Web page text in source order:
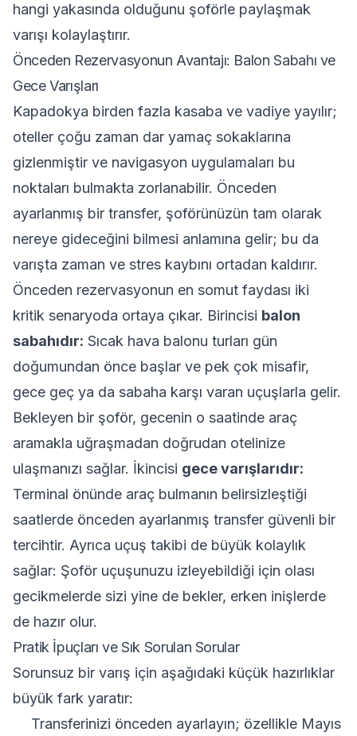
hangi yakasında olduğunu şoförle paylaşmak
varışı kolaylaştırır.
Önceden Rezervasyonun Avantajı: Balon Sabahı ve
Gece Varışları
Kapadokya birden fazla kasaba ve vadiye yayılır;
oteller çoğu zaman dar yamaç sokaklarına
gizlenmiştir ve navigasyon uygulamaları bu
noktaları bulmakta zorlanabilir. Önceden
ayarlanmış bir transfer, şoförünüzün tam olarak
nereye gideceğini bilmesi anlamına gelir; bu da
varışta zaman ve stres kaybını ortadan kaldırır.
Önceden rezervasyonun en somut faydası iki
kritik senaryoda ortaya çıkar. Birincisi balon
sabahıdır: Sıcak hava balonu turları gün
doğumundan önce başlar ve pek çok misafir,
gece geç ya da sabaha karşı varan uçuşlarla gelir.
Bekleyen bir şoför, gecenin o saatinde araç
aramakla uğraşmadan doğrudan otelinize
ulaşmanızı sağlar. İkincisi gece varışlarıdır:
Terminal önünde araç bulmanın belirsizleştiği
saatlerde önceden ayarlanmış transfer güvenli bir
tercihtir. Ayrıca uçuş takibi de büyük kolaylık
sağlar: Şoför uçuşunuzu izleyebildiği için olası
gecikmelerde sizi yine de bekler, erken inişlerde
de hazır olur.
Pratik İpuçları ve Sık Sorulan Sorular
Sorunsuz bir varış için aşağıdaki küçük hazırlıklar
büyük fark yaratır:
Transferinizi önceden ayarlayın; özellikle Mayıs